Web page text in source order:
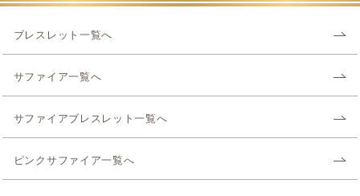
ブレスレット一覧へ
サファイア一覧へ
サファイアブレスレット一覧へ
ピンクサファイア一覧へ